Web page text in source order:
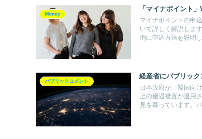
Money
「マイナポイント
マイナポイントの申
いて詳しく解説しま
例に申込方法を説明
パブリックコメント
経産省にパブリッ
日本政府が、韓国向
上の優遇措置が適用
見を募っています。